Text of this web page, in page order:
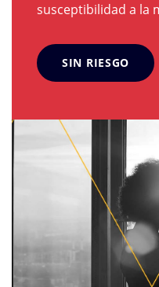
susceptibilidad a la
SIN RIESGO